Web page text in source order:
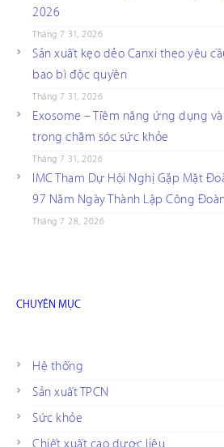
2026
Tháng 7 31, 2026
Sản xuất kẹo dẻo Canxi theo yêu
bao bì độc quyền
Tháng 7 31, 2026
Exosome – Tiềm năng ứng dụng
trong chăm sóc sức khỏe
Tháng 7 31, 2026
IMC Tham Dự Hội Nghị Gặp Mặt
97 Năm Ngày Thành Lập Công
Tháng 7 28, 2026
CHUYÊN MỤC
Hệ thống
Sản xuất TPCN
Sức khỏe